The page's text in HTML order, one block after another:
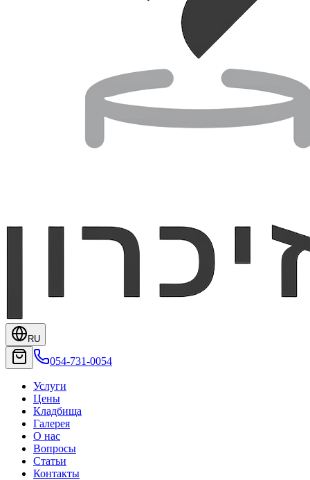
RU
054-731-0054
Услуги
Цены
Кладбища
Галерея
О нас
Вопросы
Статьи
Контакты